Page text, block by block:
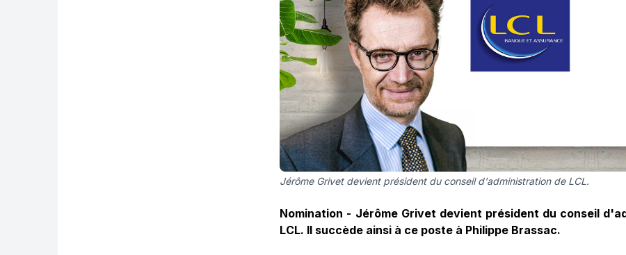
Jérôme Grivet devient président du conseil d'administration de LCL.
Nomination - Jérôme Grivet devient président du conseil
LCL. Il succède ainsi à ce poste à Philippe Brassac.